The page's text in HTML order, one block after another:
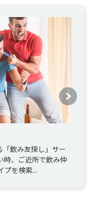
飲み友探し」サー
時、ご近所で飲み仲
プを検索...